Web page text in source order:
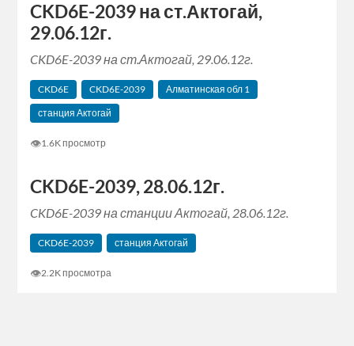
CKD6E-2039 на ст.Актогай,
29.06.12г.
CKD6E-2039 на ст.Актогай, 29.06.12г.
CKD6E CKD6E-2039
Алматинская‬ обл 1
станция Актогай
👁1.6K просмотр
CKD6E-2039, 28.06.12г.
CKD6E-2039 на станции Актогай, 28.06.12г.
CKD6E-2039 станция Актогай
👁2.2K просмотра